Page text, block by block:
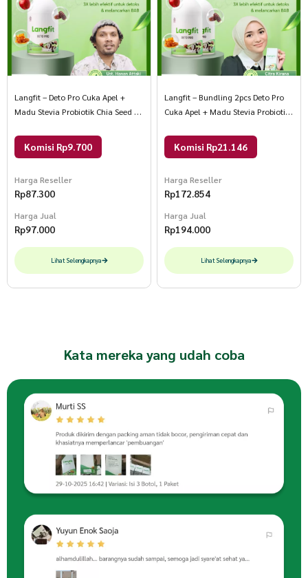
Langfit – Deto Pro Cuka Apel +
Madu Stevia Probiotik Chia Seed 1
Komisi Rp9.700
Harga Reseller
Rp87.300
Harga Jual
Rp97.000
Lihat Selengkapnya
Langfit – Bundling 2pcs Deto Pro
Cuka Apel + Madu Stevia Probiotik
Komisi Rp21.146
Harga Reseller
Rp172.854
Harga Jual
Rp194.000
Lihat Selengkapnya
Kata mereka yang udah coba